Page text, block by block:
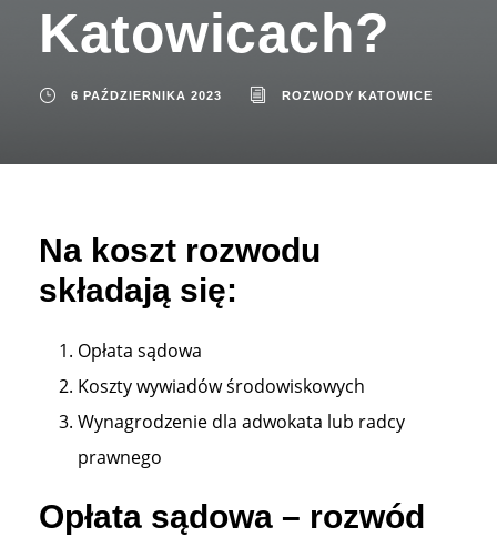
Katowicach?
6 PAŹDZIERNIKA 2023 ROZWODY KATOWICE
Na koszt rozwodu
składają się:
Opłata sądowa
Koszty wywiadów środowiskowych
Wynagrodzenie dla adwokata lub radcy
prawnego
Opłata sądowa – rozwód